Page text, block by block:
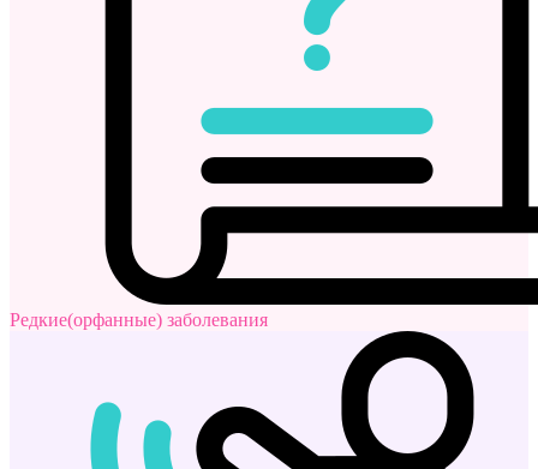
Редкие(орфанные) заболевания